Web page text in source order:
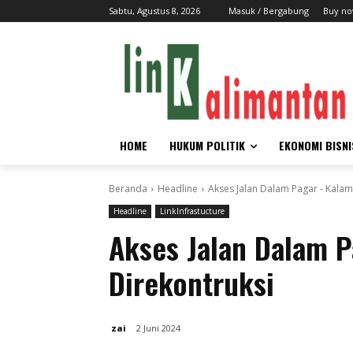
Sabtu, Agustus 8, 2026 Masuk / Bergabung Buy
HOME HUKUM POLITIK EKONOMI
Beranda Headline Akses Jalan Dalam Pagar -
Headline LinkInfrastucture
Akses Jalan Dalam
Direkontruksi
zai 2 Juni 2024